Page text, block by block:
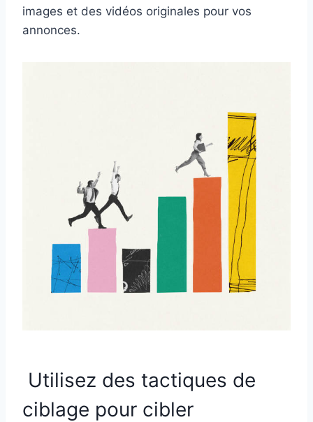
images et des vidéos originales pour vos
annonces.
Utilisez des tactiques de
ciblage pour cibler